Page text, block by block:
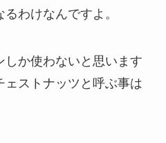
わけなんですよ。
か使わないと思います
ェストナッツと呼ぶ事は